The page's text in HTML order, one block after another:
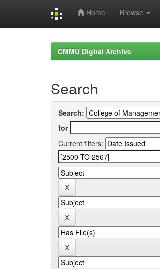
Home Browse
CMMU Digital Archive
Search
Search:
for
Current filters: